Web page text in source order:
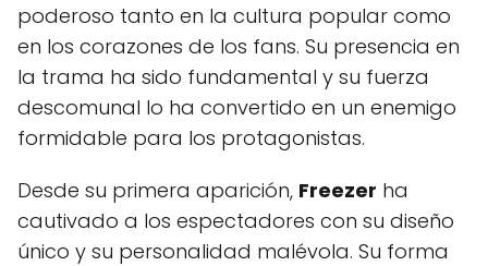
poderoso tanto en la cultura popular como
en los corazones de los fans. Su presencia en
la trama ha sido fundamental y su fuerza
descomunal lo ha convertido en un enemigo
formidable para los protagonistas.
Desde su primera aparición, Freezer ha
cautivado a los espectadores con su diseño
único y su personalidad malévola. Su forma